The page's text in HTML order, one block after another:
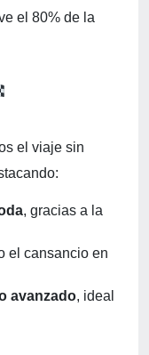
el 80% de la
el viaje sin
, gracias a la
el cansancio en
avanzado, ideal